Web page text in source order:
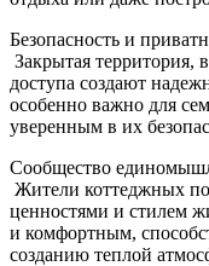
Безопасность и
Закрытая территория,
доступа создают
особенно важно для
уверенным в их
Сообщество
Жители коттеджных
ценностями и стилем
и комфортным,
созданию теплой